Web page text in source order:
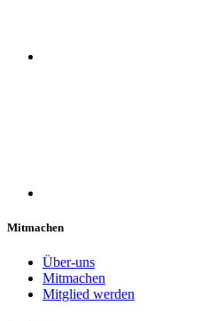
Mitmachen
Über-uns
Mitmachen
Mitglied werden